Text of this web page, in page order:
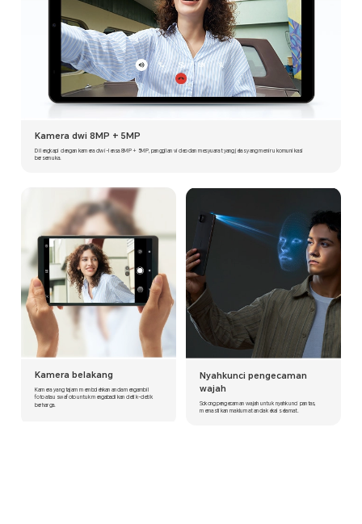
Kamera dwi 8MP + 5MP
Dilengkapi dengan kamera dwi-lensa 8MP + 5MP, panggilan video dan mesyuarat yang jelas yang meniru komunikasi
bersemuka.
Kamera belakang
Kamera yang tajam membolehkan anda mengambil
foto atau swafoto untuk mengabadikan detik-detik
berharga.
Nyahkunci pengecaman
wajah
Sokong pengecaman wajah untuk nyahkunci pantas,
memastikan maklumat anda kekal selamat.